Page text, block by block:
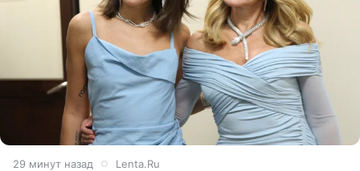
29 минут назад Lenta.Ru